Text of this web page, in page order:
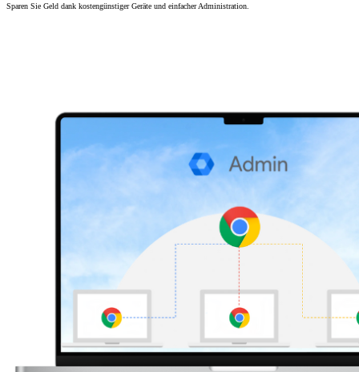
Sparen Sie Geld dank kostengünstiger Geräte und einfacher Administration.